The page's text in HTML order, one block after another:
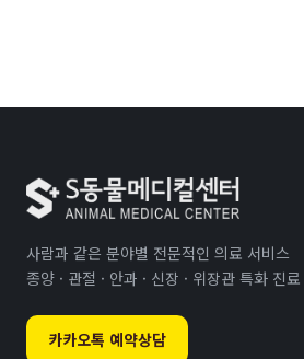
사람과 같은 분야별 전문적인 의료 서비스
종양 · 관절 · 안과 · 신장 · 위장관 특화 진료
카카오톡 예약상담